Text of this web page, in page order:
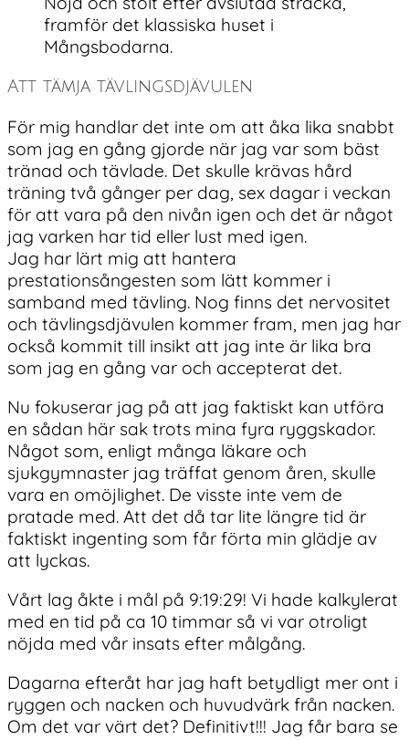
framför det klassiska huset i
Mångsbodarna.
Att tämja tävlingsdjävulen
För mig handlar det inte om att åka lika snabbt
som jag en gång gjorde när jag var som bäst
tränad och tävlade. Det skulle krävas hård
träning två gånger per dag, sex dagar i veckan
för att vara på den nivån igen och det är något
jag varken har tid eller lust med igen.
Jag har lärt mig att hantera
prestationsångesten som lätt kommer i
samband med tävling. Nog finns det nervositet
och tävlingsdjävulen kommer fram, men jag har
också kommit till insikt att jag inte är lika bra
som jag en gång var och accepterat det.
Nu fokuserar jag på att jag faktiskt kan utföra
en sådan här sak trots mina fyra ryggskador.
Något som, enligt många läkare och
sjukgymnaster jag träffat genom åren, skulle
vara en omöjlighet. De visste inte vem de
pratade med. Att det då tar lite längre tid är
faktiskt ingenting som får förta min glädje av
att lyckas.
Vårt lag åkte i mål på 9:19:29! Vi hade kalkylerat
med en tid på ca 10 timmar så vi var otroligt
nöjda med vår insats efter målgång.
Dagarna efteråt har jag haft betydligt mer ont i
ryggen och nacken och huvudvärk från nacken.
Om det var värt det? Definitivt!!! Jag får bara se